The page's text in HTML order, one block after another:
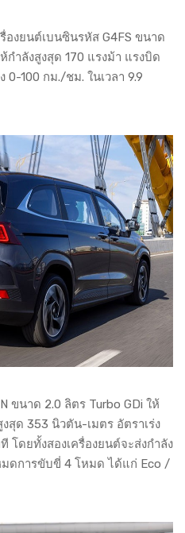
องยนต์เบนซินรหัส G4FS ขนาด
กำลังสูงสุด 170 แรงม้า แรงบิด
0-100 กม./ชม. ในเวลา 9.9
ขนาด 2.0 ลิตร Turbo GDi ให้
สุด 353 นิวตัน-เมตร อัตราเร่ง
โดยทั้งสองเครื่องยนต์จะส่งกำลัง
ดการขับขี่ 4 โหมด ได้แก่ Eco /